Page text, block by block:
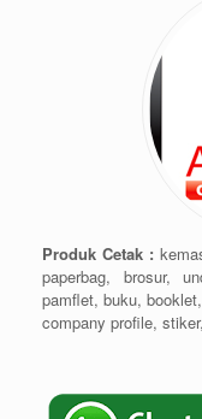
Produk Cetak :
paperbag, brosur,
pamflet, buku,
company profile,